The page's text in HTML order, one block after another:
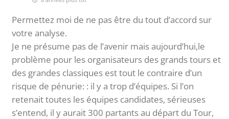
Permettez moi de ne pas être du tout d’accord sur
votre analyse.
Je ne présume pas de l’avenir mais aujourd’hui,le
problème pour les organisateurs des grands tours et
des grandes classiques est tout le contraire d’un
risque de pénurie: : il y a trop d’équipes. Si l’on
retenait toutes les équipes candidates, sérieuses
s’entend, il y aurait 300 partants au départ du Tour,